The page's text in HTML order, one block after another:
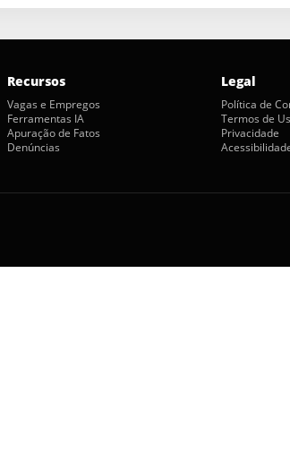
Recursos
Vagas e Empregos
Ferramentas IA
Apuração de Fatos
Denúncias
Legal
Política de
Termos de
Privacidade